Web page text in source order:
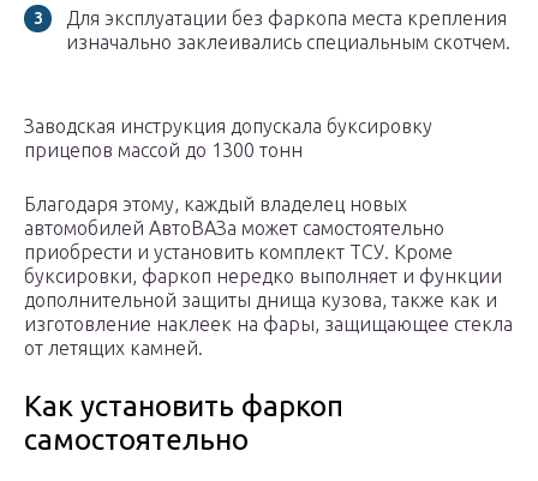
Для эксплуатации без фаркопа места крепления
изначально заклеивались специальным скотчем.
Заводская инструкция допускала буксировку
прицепов массой до 1300 тонн
Благодаря этому, каждый владелец новых
автомобилей АвтоВАЗа может самостоятельно
приобрести и установить комплект ТСУ. Кроме
буксировки, фаркоп нередко выполняет и функции
дополнительной защиты днища кузова, также как и
изготовление наклеек на фары, защищающее стекла
от летящих камней.
Как установить фаркоп
самостоятельно